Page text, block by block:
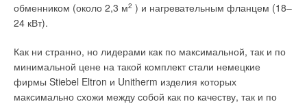
обменником (около 2,3 м2 ) и нагревательным фланцем (18–
24 кВт).
Как ни странно, но лидерами как по максимальной, так и по
минимальной цене на такой комплект стали немецкие
фирмы Stiebel Eltron и Unitherm изделия которых
максимально схожи между собой как по качеству, так и по